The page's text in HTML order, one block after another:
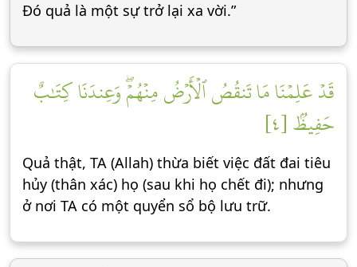
Đó quả là một sự trở lại xa vời.”
قَدۡ عَلِمۡنَا مَا تَنقُصُ ٱلۡأَرۡضُ مِنۡهُمۡۖ وَعِندَنَا كِتَٰبٌ
حَفِيظُۢ [٤]
Quả thật, TA (Allah) thừa biết việc đất đai tiêu
hủy (thân xác) họ (sau khi họ chết đi); nhưng
ở nơi TA có một quyển sổ bộ lưu trữ.